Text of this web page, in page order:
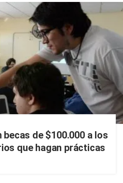
de $100.000 a los
que hagan prácticas